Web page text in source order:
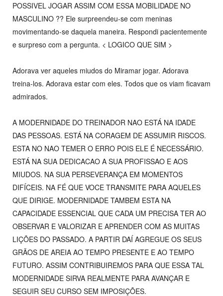
POSSIVEL JOGAR ASSIM COM ESSA MOBILIDADE NO
MASCULINO ?? Ele surpreendeu-se com meninas
movimentando-se daquela maneira. Respondi pacientemente
e surpreso com a pergunta. < LOGICO QUE SIM >
Adorava ver aqueles miudos do Miramar jogar. Adorava
treina-los. Adorava estar com eles. Todos que os viam ficavam
admirados.
A MODERNIDADE DO TREINADOR NAO ESTÁ NA IDADE
DAS PESSOAS. ESTÁ NA CORAGEM DE ASSUMIR RISCOS.
ESTA NO NAO TEMER O ERRO POIS ELE É NECESSÁRIO.
ESTÁ NA SUA DEDICACAO A SUA PROFISSAO E AOS
MIUDOS. NA SUA PERSEVERANÇA EM MOMENTOS
DIFÍCEIS. NA FÉ QUE VOCE TRANSMITE PARA AQUELES
QUE DIRIGE. MODERNIDADE TAMBEM ESTA NA
CAPACIDADE ESSENCIAL QUE CADA UM PRECISA TER AO
OBSERVAR E VALORIZAR E APRENDER COM AS MUITAS
LIÇÕES DO PASSADO. A PARTIR DAÍ AGREGUE OS SEUS
GRÃOS DE AREIA AO TEMPO PRESENTE E AO TEMPO
FUTURO. ASSIM CONTRIBUIREMOS PARA QUE ESSA TAL
MODERNIDADE SIRVA REALMENTE PARA AVANÇAR E
SEGUIR SEU CURSO SEM IMPOSIÇÕES.